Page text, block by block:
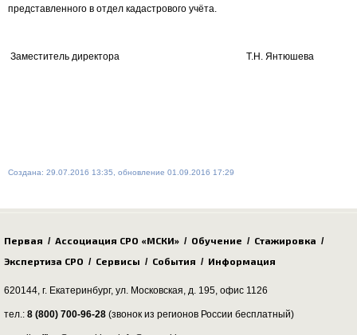
представленного в отдел кадастрового учёта.
Заместитель директора Т.Н. Янтюшева
Создана: 29.07.2016 13:35, обновление 01.09.2016 17:29
Первая / Ассоциация СРО «МСКИ» / Обучение / Стажировка /
Экспертиза СРО / Сервисы / События / Информация
620144, г. Екатеринбург, ул. Московская, д. 195, офис 1126
тел.: 8 (800) 700-96-28 (звонок из регионов России бесплатный)